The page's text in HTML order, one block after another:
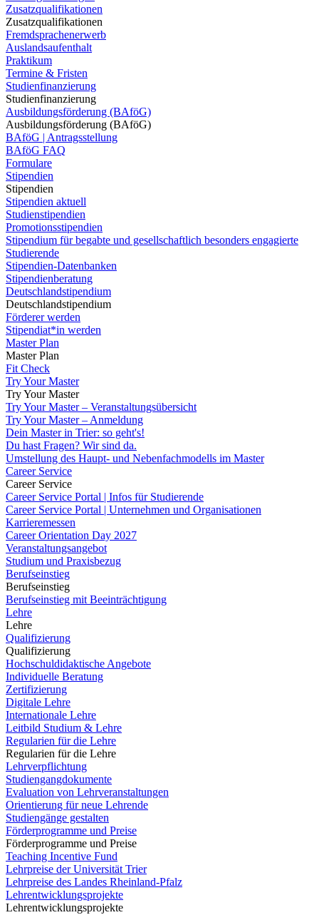
Zusatzqualifikationen
Zusatzqualifikationen
Fremdsprachenerwerb
Auslandsaufenthalt
Praktikum
Termine & Fristen
Studienfinanzierung
Studienfinanzierung
Ausbildungsförderung (BAföG)
Ausbildungsförderung (BAföG)
BAföG | Antragsstellung
BAföG FAQ
Formulare
Stipendien
Stipendien
Stipendien aktuell
Studienstipendien
Promotionsstipendien
Stipendium für begabte und gesellschaftlich besonders engagierte
Studierende
Stipendien-Datenbanken
Stipendienberatung
Deutschlandstipendium
Deutschlandstipendium
Förderer werden
Stipendiat*in werden
Master Plan
Master Plan
Fit Check
Try Your Master
Try Your Master
Try Your Master – Veranstaltungsübersicht
Try Your Master – Anmeldung
Dein Master in Trier: so geht's!
Du hast Fragen? Wir sind da.
Umstellung des Haupt- und Nebenfachmodells im Master
Career Service
Career Service
Career Service Portal | Infos für Studierende
Career Service Portal | Unternehmen und Organisationen
Karrieremessen
Career Orientation Day 2027
Veranstaltungsangebot
Studium und Praxisbezug
Berufseinstieg
Berufseinstieg
Berufseinstieg mit Beeinträchtigung
Lehre
Lehre
Qualifizierung
Qualifizierung
Hochschuldidaktische Angebote
Individuelle Beratung
Zertifizierung
Digitale Lehre
Internationale Lehre
Leitbild Studium & Lehre
Regularien für die Lehre
Regularien für die Lehre
Lehrverpflichtung
Studiengangdokumente
Evaluation von Lehrveranstaltungen
Orientierung für neue Lehrende
Studiengänge gestalten
Förderprogramme und Preise
Förderprogramme und Preise
Teaching Incentive Fund
Lehrpreise der Universität Trier
Lehrpreise des Landes Rheinland-Pfalz
Lehrentwicklungsprojekte
Lehrentwicklungsprojekte